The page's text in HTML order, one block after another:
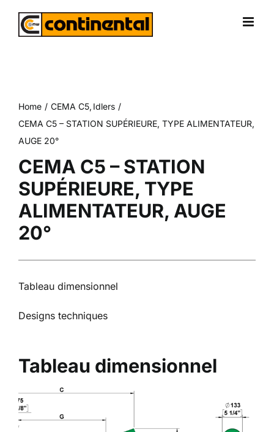
Home CEMA C5 Idlers
CEMA C5 – STATION SUPÉRIEURE, TYPE ALIMENTATEUR,
AUGE 20°
CEMA C5 – STATION
SUPÉRIEURE, TYPE
ALIMENTATEUR, AUGE
20°
Tableau dimensionnel
Designs techniques
Tableau dimensionnel